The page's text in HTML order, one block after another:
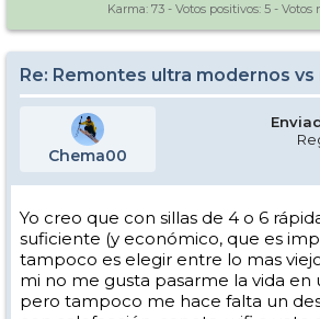
Karma: 73 - Votos positivos: 5 - Votos
Re: Remontes ultra modernos
Chema00
Yo creo que con sillas de 4 o 6
suficiente (y económico, que es
tampoco es elegir entre lo mas
mi no me gusta pasarme la vida en
pero tampoco me hace falta un